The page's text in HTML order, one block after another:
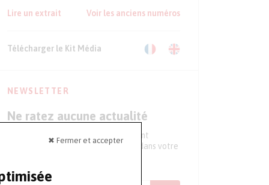
✖ Fermer et accepter
Lire un extrait Voir les anciens numéros
Télécharger le Kit Média
NEWSLETTER
Ne ratez aucune actualité
Tous les 15 jours, recevez directement
l'essentiel de l'actualité du secteur dans votre